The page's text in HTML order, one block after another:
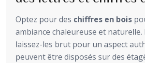
Optez pour des chiffres en bois
ambiance chaleureuse et naturelle.
laissez-les brut pour un aspect
peuvent être disposés sur des